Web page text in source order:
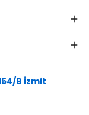
B İzmit